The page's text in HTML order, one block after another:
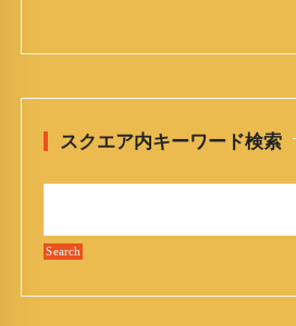
スクエア内キーワード検索